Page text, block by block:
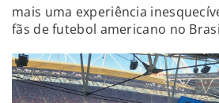
mais uma experiência
fãs de futebol americano no